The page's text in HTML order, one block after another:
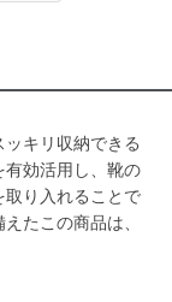
キリ収納できる
有効活用し、靴の
取り入れることで
たこの商品は、